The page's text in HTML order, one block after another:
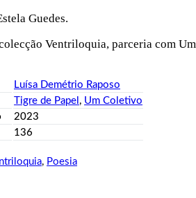
Guedes.
Ventriloquia, parceria com
Luísa Demétrio Raposo
Tigre de Papel , Um Coletivo
2023
136
, Poesia